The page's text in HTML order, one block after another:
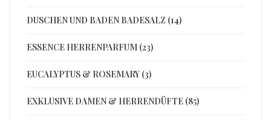
DUSCHEN UND BADEN BADESALZ (14)
ESSENCE HERRENPARFUM (23)
EUCALYPTUS & ROSEMARY (3)
EXKLUSIVE DAMEN & HERRENDÜFTE (85)